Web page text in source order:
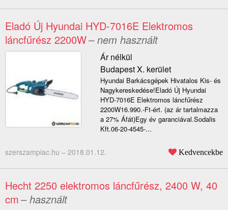
Eladó Új Hyundai HYD-7016E Elektromos
láncfűrész 2200W– nem használt
Ár nélkül
Budapest X. kerület
Hyundai Barkácsgépek Hivatalos Kis- és
Nagykereskedése!Eladó Új Hyundai
HYD-7016E Elektromos láncfűrész
2200W16.990.-Ft-ért. (az ár tartalmazza
a 27% Áfát)Egy év garanciával.Sodalis
Kft.06-20-4545-...
szerszampiac.hu – 2018.01.12. Kedvencekbe
Hecht 2250 elektromos láncfűrész, 2400 W, 40
cm– használt